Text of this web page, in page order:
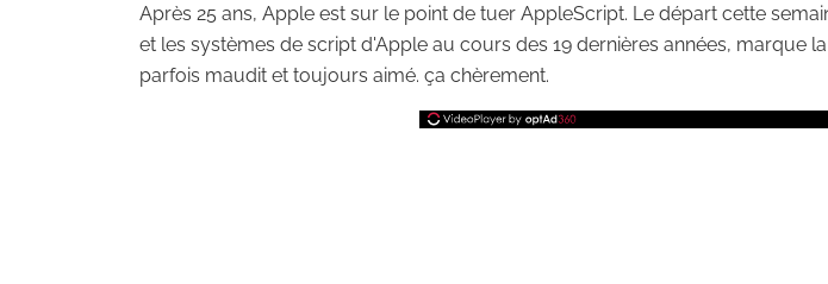
Après 25 ans, Apple est sur le point de tuer AppleScript. Le départ cette
et les systèmes de script d'Apple au cours des 19 dernières années,
parfois maudit et toujours aimé. ça chèrement.